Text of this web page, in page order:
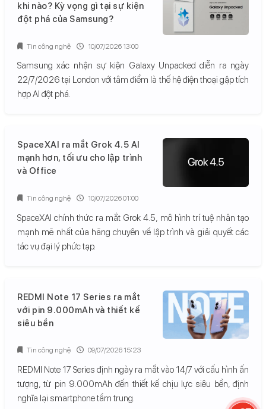
khi nào? Kỳ vọng gì tại sự kiện
đột phá của Samsung?
Samsung xác nhận sự kiện Galaxy Unpacked diễn ra ngày
22/7/2026 tại London với tâm điểm là thế hệ điện thoại gập tích
hợp AI đột phá.
Tin công nghệ 10/07/2026 13:00
SpaceXAI ra mắt Grok 4.5 AI
mạnh hơn, tối ưu cho lập trình
và Office
SpaceXAI chính thức ra mắt Grok 4.5, mô hình trí tuệ nhân tạo
mạnh mẽ nhất của hãng chuyên về lập trình và giải quyết các
tác vụ đại lý phức tạp.
Tin công nghệ 10/07/2026 01:00
REDMI Note 17 Series ra mắt
với pin 9.000mAh và thiết kế
siêu bền
REDMI Note 17 Series định ngày ra mắt vào 14/7 với cấu hình ấn
tượng, từ pin 9.000mAh đến thiết kế chịu lực siêu bền, định
nghĩa lại smartphone tầm trung.
Tin công nghệ 09/07/2026 15:23